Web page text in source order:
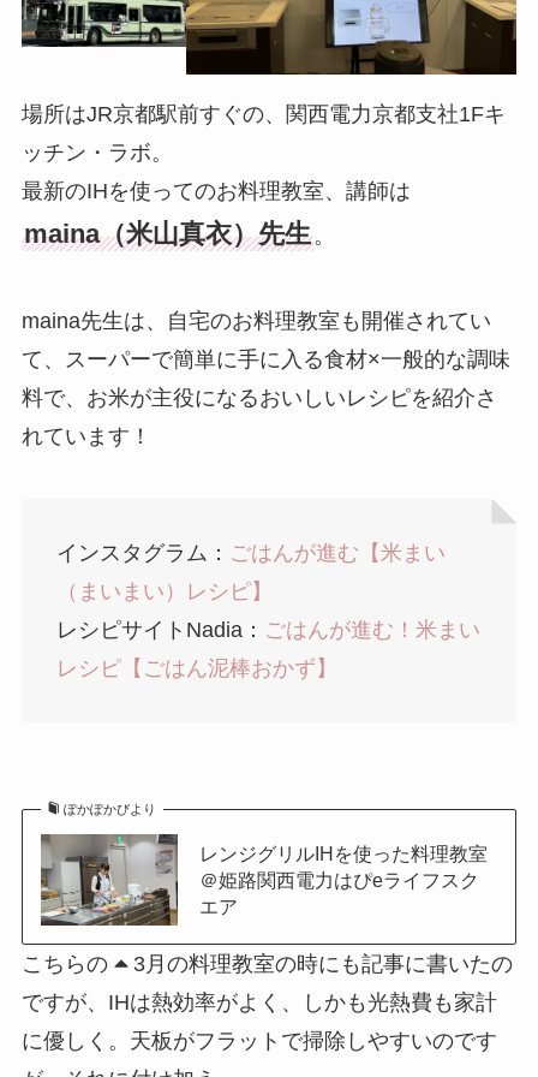
場所はJR京都駅前すぐの、関西電力京都支社1Fキ
ッチン・ラボ。
最新のIHを使ってのお料理教室、講師は
maina（米山真衣）先生。
maina先生は、自宅のお料理教室も開催されてい
て、スーパーで簡単に手に入る食材×一般的な調味
料で、お米が主役になるおいしいレシピを紹介さ
れています！
インスタグラム： ごはんが進む【米まい
（まいまい）レシピ】
レシピサイトNadia： ごはんが進む！米まい
レシピ【ごはん泥棒おかず】
ぽかぽかびより
レンジグリルIHを使った料理教室
＠姫路関西電力はぴeライフスク
エア
こちらの
3月の料理教室の時にも記事に書いたの
ですが、IHは熱効率がよく、しかも光熱費も家計
に優しく。天板がフラットで掃除しやすいのです